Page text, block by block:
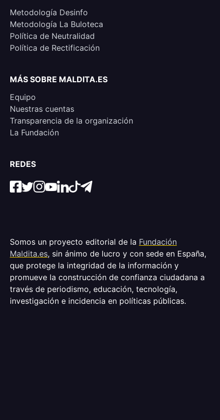
Metodología Desinfo
Metodología La Buloteca
Política de Neutralidad
Política de Rectificación
MÁS SOBRE MALDITA.ES
Equipo
Nuestras cuentas
Transparencia de la organización
La Fundación
REDES
Somos un proyecto editorial de la Fundación
Maldita.es, sin ánimo de lucro y con sede en España,
que protege la integridad de la información y
promueve la construcción de confianza ciudadana a
través de periodismo, educación, tecnología,
investigación e incidencia en políticas públicas.